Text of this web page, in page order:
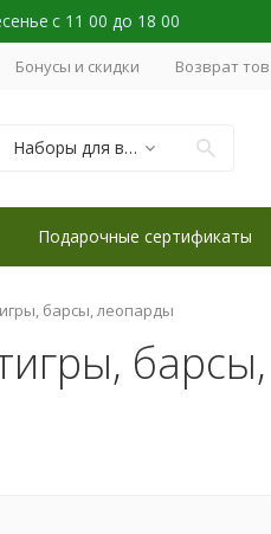
с 11 00 до 18 00
Бонусы и скидки Возврат
Наборы для вышивания
Подарочные сертификаты
барсы, леопарды